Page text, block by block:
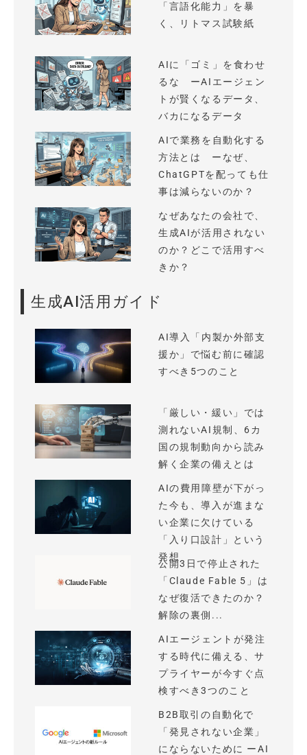
「言語化能力」を暴
く、リトマス試験紙
AIに「ゴミ」を食わせ
るな ーAIエージェン
トが賢くなるデータ、
バカになるデータ
AIで業務を自動化する
方法とは ーなぜ、
ChatGPTを配っても仕
事は減らないのか？
なぜあなたの会社で、
生成AIが活用されない
のか？どこで活用すべ
きか？
生成AI活用ガイド
AI導入「内製か外部支
援か」で悩む前に確認
すべき5つのこと
「厳しい・緩い」では
測れないAI規制、6カ
国の規制動向から読み
解く企業の備えとは
AIの費用障壁が下がっ
た今も、導入が進まな
い企業に欠けている
「入り口設計」という
発想
公開3日で停止された
「Claude Fable 5」は
なぜ復活できたのか？
解除の裏側...
AIエージェントが発注
する時代に備える、サ
プライヤーが今すぐ点
検すべき3つのこと
B2B取引の自動化で
「発見されない企業」
にならないために ーAI